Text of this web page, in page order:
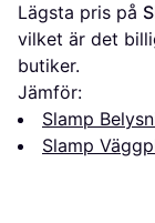
Lägsta pris på
vilket är det
butiker.
Jämför:
Slamp
Slamp